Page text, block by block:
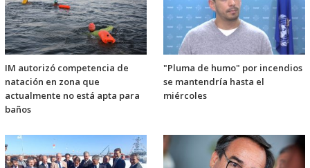
IM autorizó competencia de
natación en zona que
actualmente no está apta para
baños
"Pluma de humo" por incendios
se mantendría hasta el
miércoles